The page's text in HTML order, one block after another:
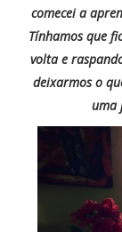
comecei a
Tínhamos que
volta e
deixarmos o
uma